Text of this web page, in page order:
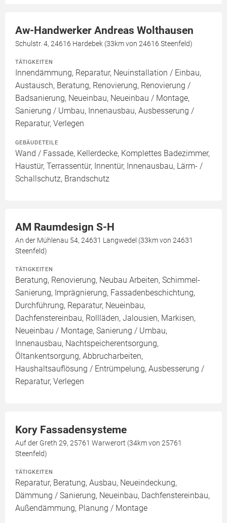
Aw-Handwerker Andreas Wolthausen
Schulstr. 4, 24616 Hardebek (33km von 24616 Steenfeld)
TÄTIGKEITEN
Innendämmung, Reparatur, Neuinstallation / Einbau,
Austausch, Beratung, Renovierung, Renovierung /
Badsanierung, Neueinbau, Neueinbau / Montage,
Sanierung / Umbau, Innenausbau, Ausbesserung /
Reparatur, Verlegen
GEBÄUDETEILE
Wand / Fassade, Kellerdecke, Komplettes Badezimmer,
Haustür, Terrassentür, Innentür, Innenausbau, Lärm- /
Schallschutz, Brandschutz
AM Raumdesign S-H
An der Mühlenau 54, 24631 Langwedel (33km von 24631
Steenfeld)
TÄTIGKEITEN
Beratung, Renovierung, Neubau Arbeiten, Schimmel-
Sanierung, Imprägnierung, Fassadenbeschichtung,
Durchführung, Reparatur, Neueinbau,
Dachfenstereinbau, Rollläden, Jalousien, Markisen,
Neueinbau / Montage, Sanierung / Umbau,
Innenausbau, Nachtspeicherentsorgung,
Öltankentsorgung, Abbrucharbeiten,
Haushaltsauflösung / Entrümpelung, Ausbesserung /
Reparatur, Verlegen
Kory Fassadensysteme
Auf der Greth 29, 25761 Warwerort (34km von 25761
Steenfeld)
TÄTIGKEITEN
Reparatur, Beratung, Ausbau, Neueindeckung,
Dämmung / Sanierung, Neueinbau, Dachfenstereinbau,
Außendämmung, Planung / Montage